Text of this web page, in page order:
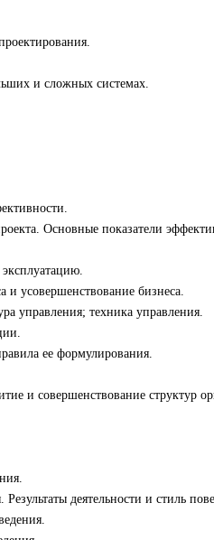
и сложных системах.
Основные показатели
усовершенствование бизнеса.
управления; техника управления.
ее формулирования.
и совершенствование структур
деятельности и стиль